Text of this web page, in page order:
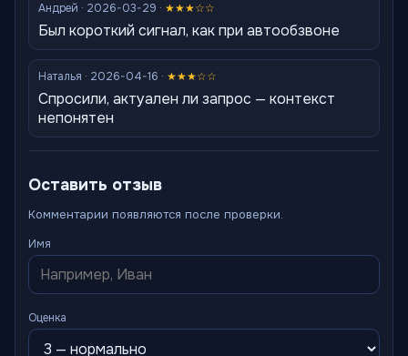
Андрей · 2026-03-29 · ★★★☆☆
Был короткий сигнал, как при автообзвоне
Наталья · 2026-04-16 · ★★★☆☆
Спросили, актуален ли запрос — контекст
непонятен
Оставить отзыв
Комментарии появляются после проверки.
Имя
Оценка